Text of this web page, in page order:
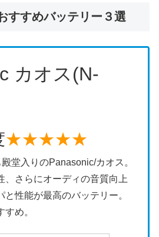
すすめバッテリー３選
カオス(N-
★★★★★
堂入りのPanasonic/カオス。
、さらにオーディの音質向上
と性能が最高のバッテリー。
め。